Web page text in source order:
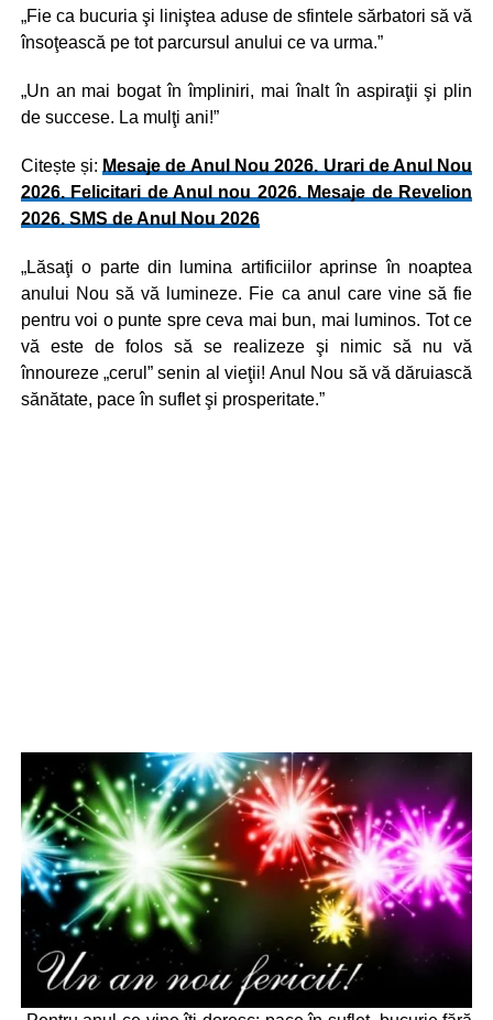
„Fie ca bucuria şi liniştea aduse de sfintele sărbatori să vă
însoţească pe tot parcursul anului ce va urma.”
„Un an mai bogat în împliniri, mai înalt în aspiraţii şi plin
de succese. La mulţi ani!”
Citește și: Mesaje de Anul Nou 2026. Urari de Anul Nou
2026. Felicitari de Anul nou 2026. Mesaje de Revelion
2026. SMS de Anul Nou 2026
„Lăsaţi o parte din lumina artificiilor aprinse în noaptea
anului Nou să vă lumineze. Fie ca anul care vine să fie
pentru voi o punte spre ceva mai bun, mai luminos. Tot ce
vă este de folos să se realizeze şi nimic să nu vă
înnoureze „cerul” senin al vieţii! Anul Nou să vă dăruiască
sănătate, pace în suflet şi prosperitate.”